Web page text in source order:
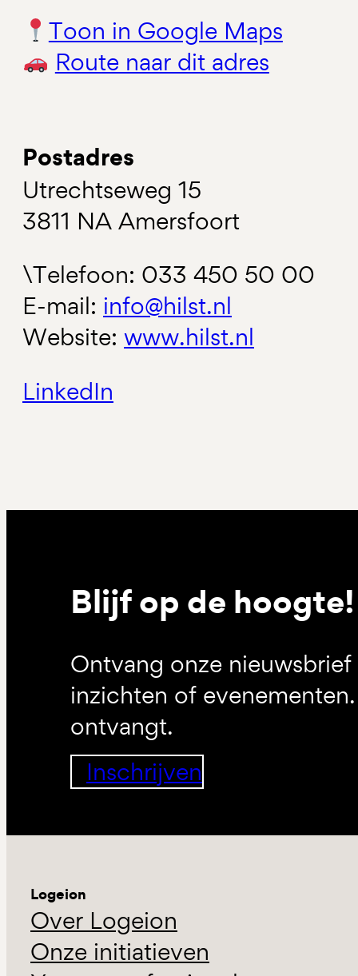
Toon in Google Maps
Route naar dit adres
Postadres
Utrechtseweg 15
3811 NA Amersfoort
\Telefoon: 033 450 50 00
E-mail: info@hilst.nl
Website: www.hilst.nl
LinkedIn
Blijf op de hoogte!
Ontvang onze
inzichten of
ontvangt.
Inschrijven
Logeion
Over Logeion
Onze initiatieven